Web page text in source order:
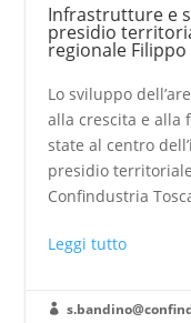
Infrastrutture e
presidio
regionale Filippo
Lo sviluppo
alla crescita e alla
state al centro
presidio
Confindustria
Leggi tutto
